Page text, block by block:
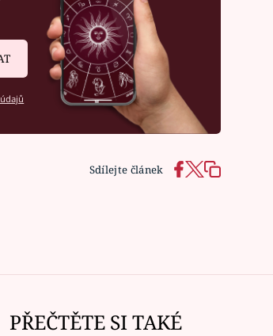
Sdílejte článek
PŘEČTĚTE SI TAKÉ